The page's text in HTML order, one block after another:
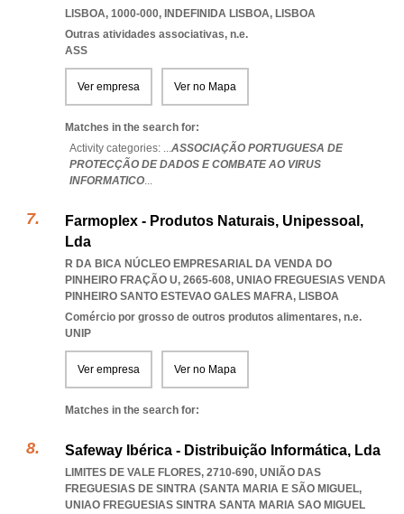
LISBOA, 1000-000, INDEFINIDA LISBOA, LISBOA
Outras atividades associativas, n.e.
ASS
Ver empresa Ver no Mapa
Matches in the search for:
Activity categories: ...ASSOCIAÇÃO PORTUGUESA DE
PROTECÇÃO DE DADOS E COMBATE AO VIRUS
INFORMATICO...
Farmoplex - Produtos Naturais, Unipessoal,
Lda
R DA BICA NÚCLEO EMPRESARIAL DA VENDA DO
PINHEIRO FRAÇÃO U, 2665-608, UNIAO FREGUESIAS VENDA
PINHEIRO SANTO ESTEVAO GALES MAFRA, LISBOA
Comércio por grosso de outros produtos alimentares, n.e.
UNIP
Ver empresa Ver no Mapa
Matches in the search for:
Safeway Ibérica - Distribuição Informática, Lda
LIMITES DE VALE FLORES, 2710-690, UNIÃO DAS
FREGUESIAS DE SINTRA (SANTA MARIA E SÃO MIGUEL,
UNIAO FREGUESIAS SINTRA SANTA MARIA SAO MIGUEL